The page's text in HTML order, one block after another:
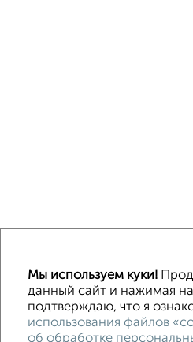
Однокомнатные Двухкомнатные
Без посредников
На длительный
Контакты Политика
Мы используем куки!
данный сайт и нажимая
подтверждаю, что я
использования файлов
об обработке